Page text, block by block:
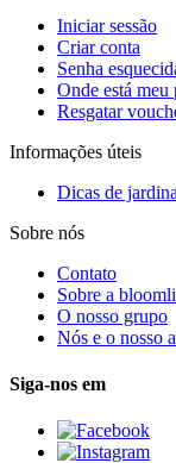
Iniciar sessão
Criar conta
Senha
Onde está meu
Resgatar
Informações úteis
Dicas de
Sobre nós
Contato
Sobre a
O nosso grupo
Nós e o nosso
Siga-nos em